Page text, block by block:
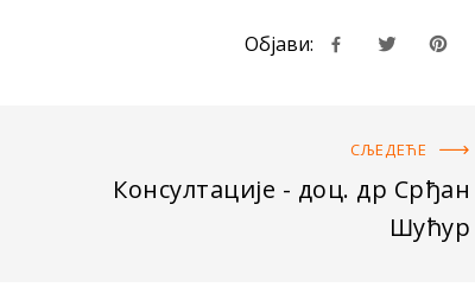
Објави:
СЉЕДЕЋE
Консултације - доц. др Срђан
Шућур